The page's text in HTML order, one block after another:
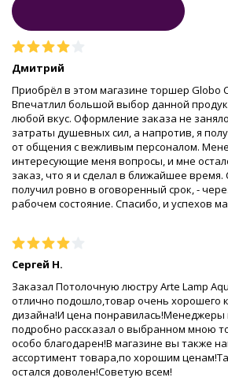
Дмитрий
Приобрёл в этом магазине торшер Globo
Впечатлил большой выбор данной
любой вкус. Оформление заказа не
затраты душевных сил, а напротив, я
от общения с вежливым персоналом.
интересующие меня вопросы, и мне
заказ, что я и сделал в ближайшее
получил ровно в оговоренный срок, -
рабочем состояние. Спасибо, и успехов
Сергей Н.
Заказал Потолочную люстру Arte Lamp
отлично подошло,товар очень хорошего
дизайна!И цена понравилась!Менеджеры
подробно рассказал о выбранном мною
особо благодарен!В магазине вы также
ассортимент товара,по хорошим
остался доволен!Советую всем!